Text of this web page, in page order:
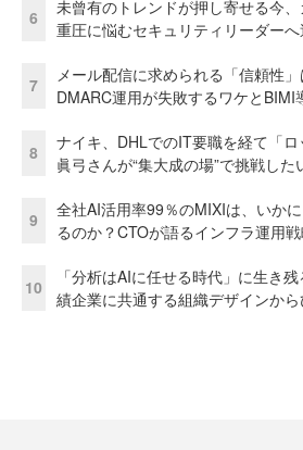
6
未曾有のトレンドが押し寄せる今
重圧に悩むセキュリティリーダー
7
メール配信に求められる「信頼性
DMARC運用が失敗するワケとBIMI
8
ナイキ、DHLでのIT要職を経て「
眞弓さんが“集大成の場”で挑戦した
9
全社AI活用率99％のMIXIは、いか
るのか？CTOが語るインフラ運用
10
「分析はAIに任せる時代」に生き
績企業に共通する組織デザインから